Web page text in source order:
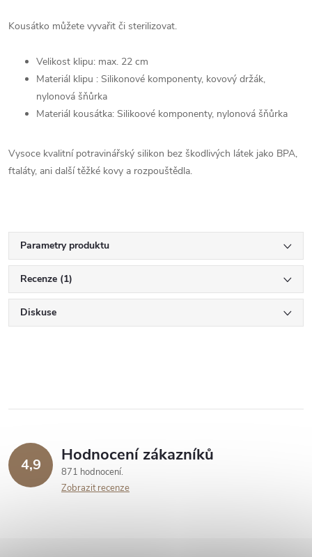
Kousátko můžete vyvařit či sterilizovat.
Velikost klipu: max. 22 cm
Materiál klipu : Silikonové komponenty, kovový držák,
nylonová šňůrka
Materiál kousátka: Silikoové komponenty, nylonová šňůrka
Vysoce kvalitní potravinářský silikon bez škodlivých látek jako BPA,
ftaláty, ani další těžké kovy a rozpouštědla.
Parametry produktu
Recenze (1)
Diskuse
4,9 Hodnocení zákazníků
871 hodnocení
Zobrazit recenze